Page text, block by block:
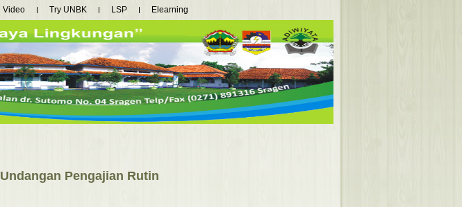
Video Try UNBK LSP Elearning
Undangan Pengajian Rutin